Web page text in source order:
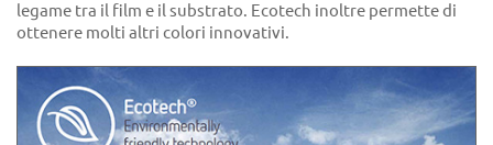
legame tra il film e il substrato. Ecotech inoltre permette di
ottenere molti altri colori innovativi.